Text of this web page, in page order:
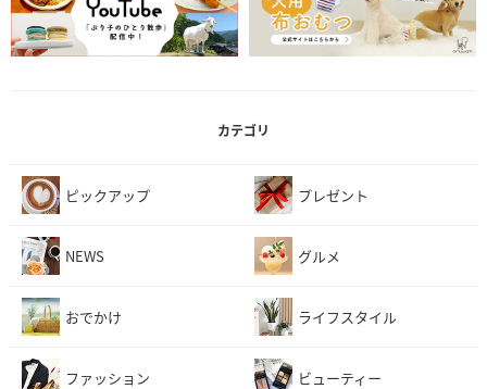
カテゴリ
ピックアップ プレゼント
NEWS グルメ
おでかけ ライフスタイル
ファッション ビューティー